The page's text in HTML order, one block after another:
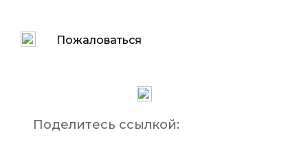
Пожаловаться
Поделитесь ссылкой: